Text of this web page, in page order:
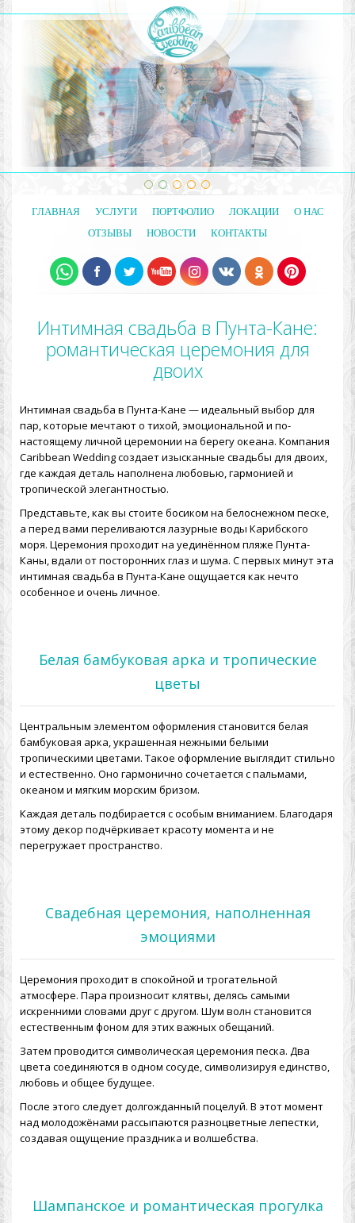
ГЛАВНАЯ УСЛУГИ ПОРТФОЛИО ЛОКАЦИИ
О НАС
ОТЗЫВЫ
НОВОСТИ КОНТАКТЫ
Интимная свадьба в Пунта-Кане:
романтическая церемония для
двоих
Интимная свадьба в Пунта-Кане — идеальный выбор для
пар, которые мечтают о тихой, эмоциональной и по-
настоящему личной церемонии на берегу океана. Компания
Caribbean Wedding создает изысканные свадьбы для двоих,
где каждая деталь наполнена любовью, гармонией и
тропической элегантностью.
Представьте, как вы стоите босиком на белоснежном песке,
а перед вами переливаются лазурные воды Карибского
моря. Церемония проходит на уединённом пляже Пунта-
Каны, вдали от посторонних глаз и шума. С первых минут эта
интимная свадьба в Пунта-Кане ощущается как нечто
особенное и очень личное.
Белая бамбуковая арка и тропические
цветы
Центральным элементом оформления становится белая
бамбуковая арка, украшенная нежными белыми
тропическими цветами. Такое оформление выглядит стильно
и естественно. Оно гармонично сочетается с пальмами,
океаном и мягким морским бризом.
Каждая деталь подбирается с особым вниманием. Благодаря
этому декор подчёркивает красоту момента и не
перегружает пространство.
Свадебная церемония, наполненная
эмоциями
Церемония проходит в спокойной и трогательной
атмосфере. Пара произносит клятвы, делясь самыми
искренними словами друг с другом. Шум волн становится
естественным фоном для этих важных обещаний.
Затем проводится символическая церемония песка. Два
цвета соединяются в одном сосуде, символизируя единство,
любовь и общее будущее.
После этого следует долгожданный поцелуй. В этот момент
над молодожёнами рассыпаются разноцветные лепестки,
создавая ощущение праздника и волшебства.
Шампанское и романтическая прогулка